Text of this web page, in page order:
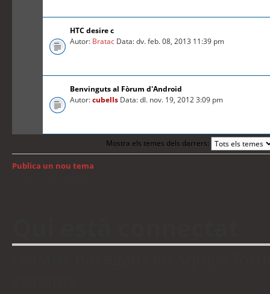
HTC desire c
Autor: Bratac Data: dv. feb. 08, 2013 11:39 pm
Benvinguts al Fòrum d'Android
Autor:cubells Data: dl. nov. 19, 2012 3:09 pm
Mostra els temes dels darrers:
Publica un nou tema